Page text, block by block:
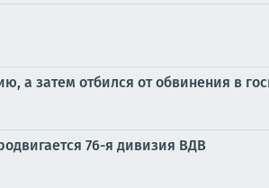
а затем отбился от обвинения в
76-я дивизия ВДВ